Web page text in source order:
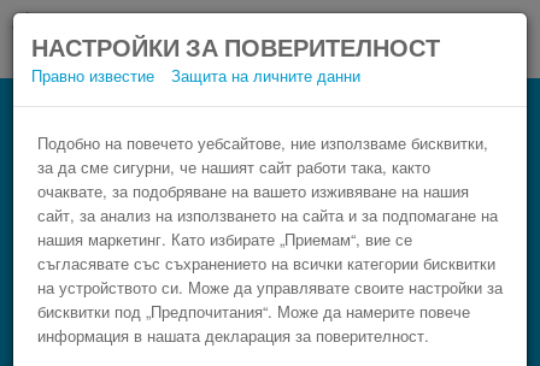
НАСТРОЙКИ ЗА ПОВЕРИТЕЛНОСТ
Правно известие Защита на личните данни
Подобно на повечето уебсайтове, ние използваме бисквитки,
за да сме сигурни, че нашият сайт работи така, както
очаквате, за подобряване на вашето изживяване на нашия
сайт, за анализ на използването на сайта и за подпомагане на
нашия маркетинг. Като избирате „Приемам“, вие се
съгласявате със съхранението на всички категории бисквитки
на устройството си. Може да управлявате своите настройки за
бисквитки под „Предпочитания“. Може да намерите повече
информация в нашата декларация за поверителност.
Автобус Брюксел Кахул
Резервирай изгоден автобусен билет само в 3
стъпки.